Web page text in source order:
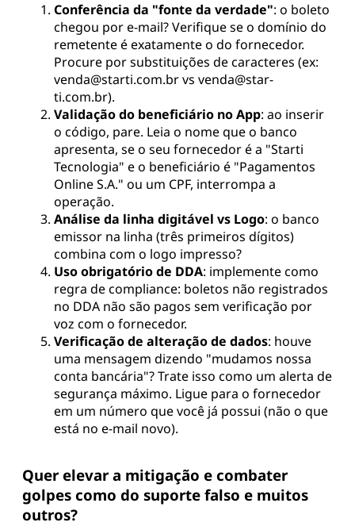
Conferência da "fonte da verdade": o boleto
chegou por e-mail? Verifique se o domínio do
remetente é exatamente o do fornecedor.
Procure por substituições de caracteres (ex:
venda@starti.com.br vs venda@star-
ti.com.br).
Validação do beneficiário no App: ao inserir
o código, pare. Leia o nome que o banco
apresenta, se o seu fornecedor é a "Starti
Tecnologia" e o beneficiário é "Pagamentos
Online S.A." ou um CPF, interrompa a
operação.
Análise da linha digitável vs Logo: o banco
emissor na linha (três primeiros dígitos)
combina com o logo impresso?
Uso obrigatório de DDA: implemente como
regra de compliance: boletos não registrados
no DDA não são pagos sem verificação por
voz com o fornecedor.
Verificação de alteração de dados: houve
uma mensagem dizendo "mudamos nossa
conta bancária"? Trate isso como um alerta de
segurança máximo. Ligue para o fornecedor
em um número que você já possui (não o que
está no e-mail novo).
Quer elevar a mitigação e combater
golpes como do suporte falso e muitos
outros?